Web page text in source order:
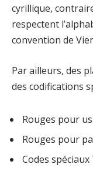
cyrillique,
respectent
convention de
Par ailleurs, des
des codifications
Rouges pour
Rouges pour
Codes